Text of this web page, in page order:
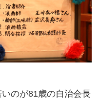
のが81歳の自治会長